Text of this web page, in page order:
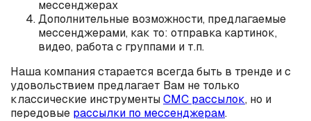
мессенджерах
Дополнительные возможности, предлагаемые
мессенджерами, как то: отправка картинок,
видео, работа с группами и т.п.
Наша компания старается всегда быть в тренде и с
удовольствием предлагает Вам не только
классические инструментыСМС рассылок, но и
передовые рассылки по мессенджерам.